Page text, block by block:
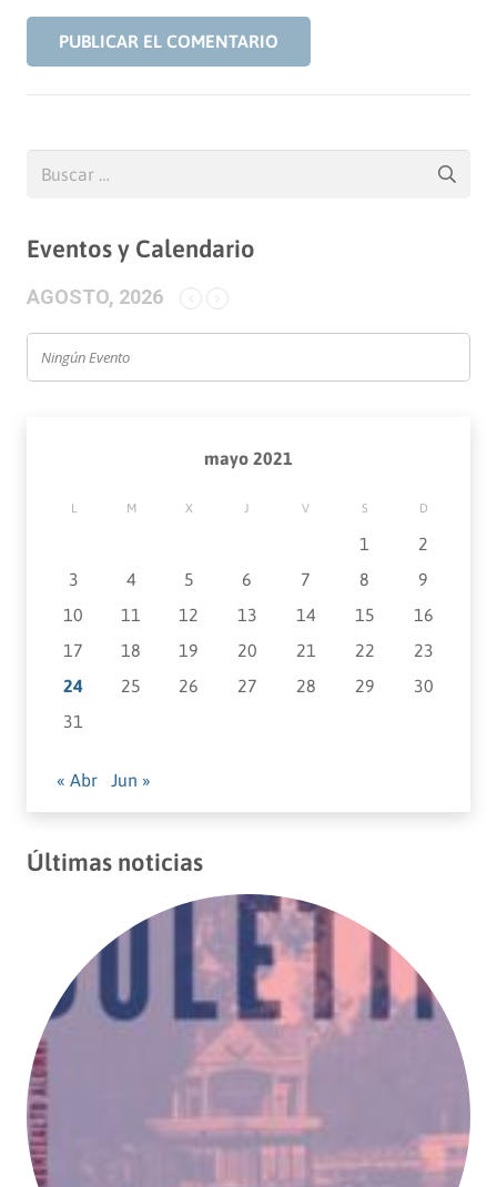
PUBLICAR EL COMENTARIO
Eventos y Calendario
AGOSTO, 2026
Ningún Evento
mayo 2021
L M X J V S D
1
2
3
4 5 6 7 8
9
10
11 12 13 14 15
16
17
18 19 20 21 22
23
24
25 26 27 28 29
30
31
« Abr Jun »
Últimas noticias